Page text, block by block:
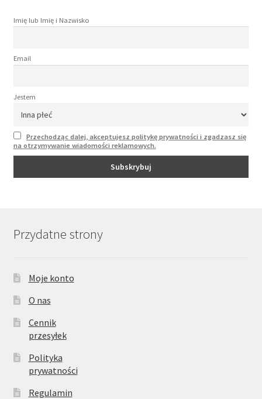
Imię lub Imię i Nazwisko
Email
Jestem
Przechodząc dalej, akceptujesz politykę prywatności i zgadzasz się
na otrzymywanie wiadomości reklamowych.
Przydatne strony
Moje konto
O nas
Cennik
przesyłek
Polityka
prywatności
Regulamin